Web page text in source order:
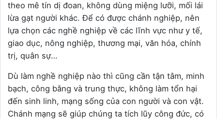
theo mê tín dị đoan, không dùng miệng lưỡi, mối lái
lừa gạt người khác. Để có được chánh nghiệp, nên
lựa chọn các nghề nghiệp về các lĩnh vực như y tế,
giao dục, nông nghiệp, thương mại, văn hóa, chính
trị, quân sự…
Dù làm nghề nghiệp nào thì cũng cần tận tâm, minh
bạch, công bằng và trung thực, không làm tổn hại
đến sinh linh, mạng sống của con người và con vật.
Chánh mạng sẽ giúp chúng ta tích lũy công đức, có